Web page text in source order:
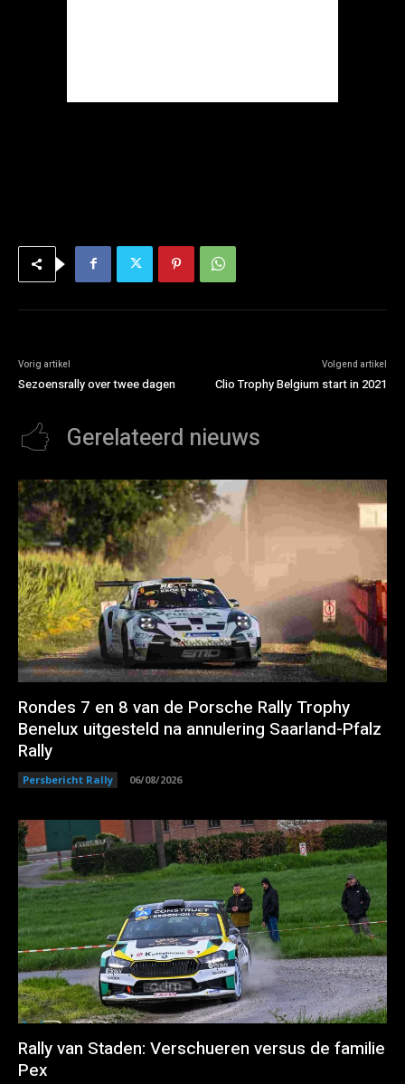
Vorig artikel
Sezoensrally over twee dagen
Volgend artikel
Clio Trophy Belgium start in 2021
Gerelateerd nieuws
Rondes 7 en 8 van de Porsche Rally Trophy
Benelux uitgesteld na annulering Saarland-Pfalz
Rally
Persbericht Rally 06/08/2026
Rally van Staden: Verschueren versus de familie
Pex